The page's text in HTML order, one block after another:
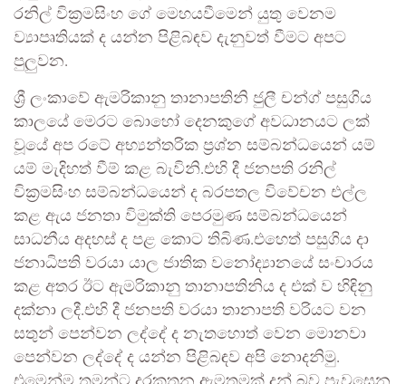
රනිල් වික්‍රමසිංහ ගේ මෙහයවීමෙන් යුතු වෙනම
ව්‍යාපෘතියක් ද යන්න පිළිබඳව දැනුවත් වීමට අපට
පුලුවන.
ශ්‍රී ලංකාවේ ඇමරිකානු තානාපතිනි ජුලී චන්ග් පසුගිය
කාලයේ මෙරට බොහෝ දෙනකුගේ අවධානයට ලක්
වූයේ අප රටේ අභ්‍යන්තරික ප්‍රශ්න සම්බන්ධයෙන් යම්
යම් මැදිහත් වීම් කළ බැවිනි.එහි දී ජනපති රනිල්
වික්‍රමසිංහ සම්බන්ධයෙන් ද බරපතල විවේචන එල්ල
කළ ඇය ජනතා විමුක්ති පෙරමුණ සම්බන්ධයෙන්
සාධනීය අදහස් ද පළ කොට තිබිණ.එහෙත් පසුගිය දා
ජනාධිපති වරයා යාල ජාතික වනෝද්‍යානයේ සංචාරය
කළ අතර ඊට ඇමරිකානු තානාපතිනිය ද එක් ව හිඳිනු
දක්නා ලදී.එහි දී ජනපති වරයා තානාපති වරියට වන
සතුන් පෙන්වන ලද්දේ ද නැතහොත් වෙන මොනවා
පෙන්වන ලද්දේ ද යන්න පිළිබඳව අපි නොදනිමු.